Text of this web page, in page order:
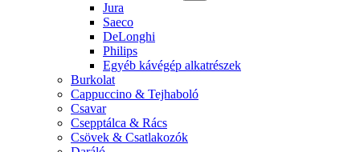
Jura
Saeco
DeLonghi
Philips
Egyéb kávégép alkatrészek
Burkolat
Cappuccino & Tejhaboló
Csavar
Csepptálca & Rács
Csövek & Csatlakozók